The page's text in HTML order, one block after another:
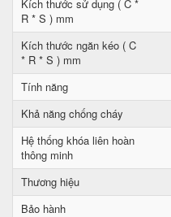
Kích thước sử dụng ( C *
R * S ) mm
Kích thước ngăn kéo ( C
* R * S ) mm
Tính năng
Khả năng chống cháy
Hệ thống khóa liên hoàn
thông minh
Thương hiệu
Bảo hành